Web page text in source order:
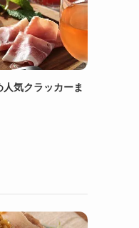
人気クラッカーま